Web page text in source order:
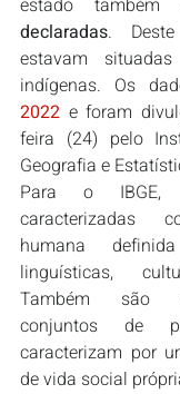
declaradas.
estavam
indígenas. Os
2022 e foram
feira (24) pelo
Geografia e
Para o
caracterizadas
humana
linguísticas,
Também são
conjuntos de
caracterizam por
de vida social